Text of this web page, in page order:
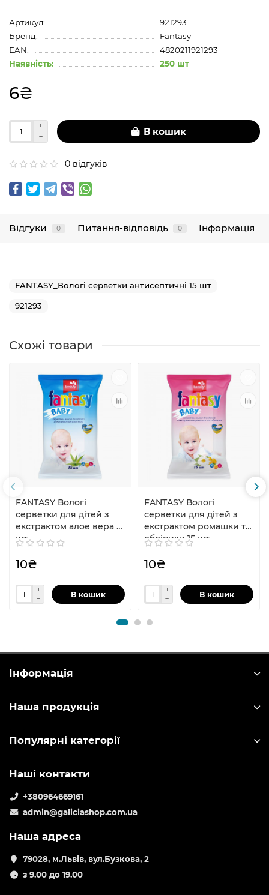
Артикул:
921293
Бренд:
Fantasy
EAN:
4820211921293
Наявність:
250 шт
6₴
В кошик
0 відгуків
Відгуки 0 Питання-відповідь 0 Інформація
FANTASY_Вологі серветки антисептичні 15 шт
921293
Схожі товари
FANTASY Вологі
серветки для дiтей з
екстрактом алое вера 15
шт
10₴
В кошик
FANTASY Вологі
серветки для дiтей з
екстрактом ромашки та
облiпихи 15 шт
10₴
В кошик
Інформація
Наша продукція
Популярні категорії
Наші контакти
+380964669161
admin@galiciashop.com.ua
Наша адреса
79028, м.Львів, вул.Бузкова, 2
з 9.00 до 19.00